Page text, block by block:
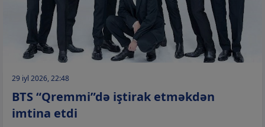
29 iyl 2026, 22:48
BTS “Qremmi”də iştirak etməkdən
imtina etdi